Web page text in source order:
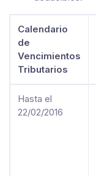
Calendario
de
Vencimientos
Tributarios
Hasta el
22/02/2016